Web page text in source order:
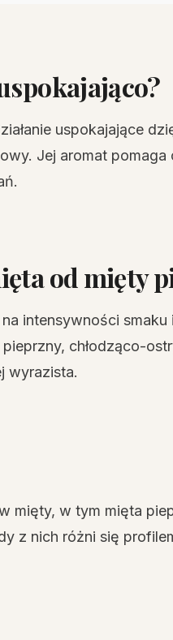
uspokajające
Jej aromat
od mięty
intensywności
chłodząco-
wyrazista.
mięty, w tym mięta
z nich różni się